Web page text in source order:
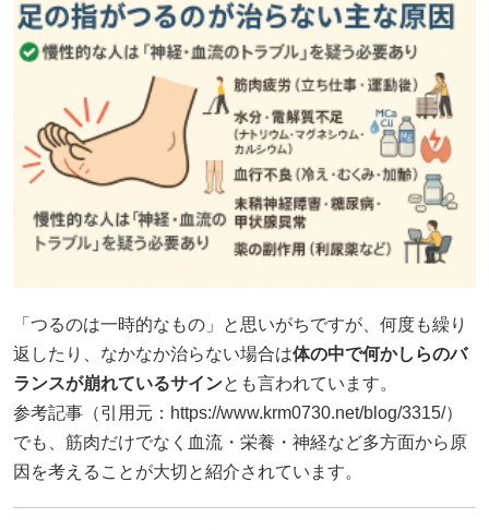
「つるのは一時的なもの」と思いがちですが、何度も繰り
返したり、なかなか治らない場合は体の中で何かしらのバ
ランスが崩れているサインとも言われています。
参考記事（引用元： https://www.krm0730.net/blog/3315/）
でも、筋肉だけでなく血流・栄養・神経など多方面から原
因を考えることが大切と紹介されています。